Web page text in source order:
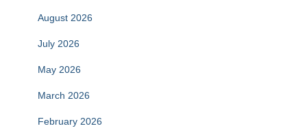
August 2026
July 2026
May 2026
March 2026
February 2026